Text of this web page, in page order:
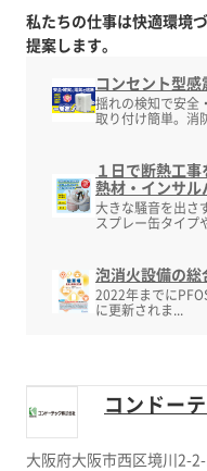
私たちの仕事は快適環境
提案します。
コンセント型感
揺れの検知で安全
取り付け簡単。消
１日で断熱工
熱材・インサル
大きな騒音を出さ
スプレー缶タイプ
泡消火設備の
2022年までに
に更新されま...
コンドー
大阪府大阪市西区境川2-